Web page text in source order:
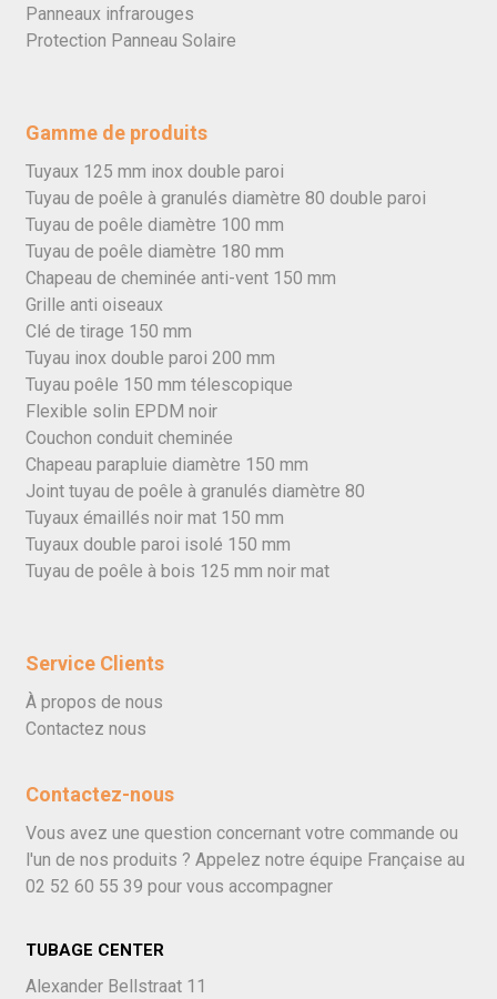
Panneaux infrarouges
Protection Panneau Solaire
Gamme de produits
Tuyaux 125 mm inox double paroi
Tuyau de poêle à granulés diamètre 80 double paroi
Tuyau de poêle diamètre 100 mm
Tuyau de poêle diamètre 180 mm
Chapeau de cheminée anti-vent 150 mm
Grille anti oiseaux
Clé de tirage 150 mm
Tuyau inox double paroi 200 mm
Tuyau poêle 150 mm télescopique
Flexible solin EPDM noir
Couchon conduit cheminée
Chapeau parapluie diamètre 150 mm
Joint tuyau de poêle à granulés diamètre 80
Tuyaux émaillés noir mat 150 mm
Tuyaux double paroi isolé 150 mm
Tuyau de poêle à bois 125 mm noir mat
Service Clients
À propos de nous
Contactez nous
Contactez-nous
Vous avez une question concernant votre commande ou
l'un de nos produits ? Appelez notre équipe Française au
02 52 60 55 39 pour vous accompagner
TUBAGE CENTER
Alexander Bellstraat 11